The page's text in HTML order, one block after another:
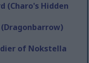
(Charo's Hidden
of Nokstella